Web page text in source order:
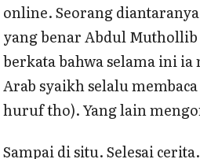
online. Seorang
yang benar Abdul
berkata bahwa selama ini
Arab syaikh selalu
huruf tho). Yang lain
Sampai di situ. Selesai cerita.